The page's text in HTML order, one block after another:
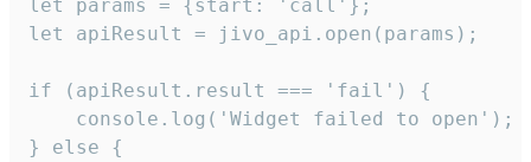
let params = {start: 'call'};
let apiResult = jivo_api.open(params);
if (apiResult.result === 'fail') {
    console.log('Widget failed to open');
} else {